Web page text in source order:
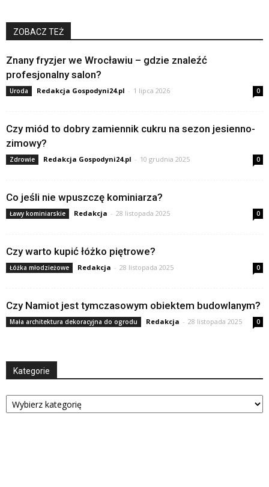
ZOBACZ TEŻ
Znany fryzjer we Wrocławiu – gdzie znaleźć
profesjonalny salon?
Uroda Redakcja Gospodyni24.pl - 1 lipca 2026 0
Czy miód to dobry zamiennik cukru na sezon jesienno-
zimowy?
Zdrowie Redakcja Gospodyni24.pl - 10 grudnia 2025 0
Co jeśli nie wpuszczę kominiarza?
Ławy kominiarskie Redakcja - 28 listopada 2025 0
Czy warto kupić łóżko piętrowe?
Łóżka młodzieżowe Redakcja - 28 listopada 2025 0
Czy Namiot jest tymczasowym obiektem budowlanym?
Mała architektura dekoracyjna do ogrodu Redakcja - 28 listopada 2025 0
Kategorie
Kategorie